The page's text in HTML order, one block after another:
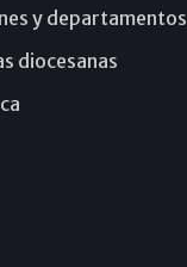
y departamentos
diocesanas